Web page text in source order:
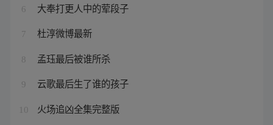
6 大奉打更人中的荤段子
7 杜淳微博最新
8 孟珏最后被谁所杀
9 云歌最后生了谁的孩子
10 火场追凶全集完整版